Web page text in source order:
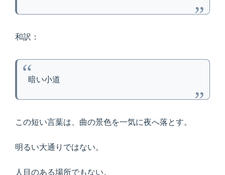
和訳：
暗い小道
この短い言葉は、曲の景色を一気に夜へ落とす。
明るい大通りではない。
人目のある場所でもない。